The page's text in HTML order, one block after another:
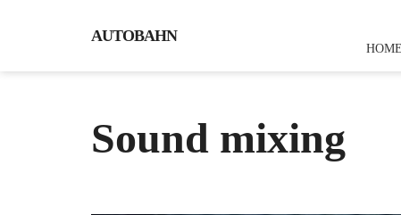
AUTOBAHN
HOME
Sound mixing